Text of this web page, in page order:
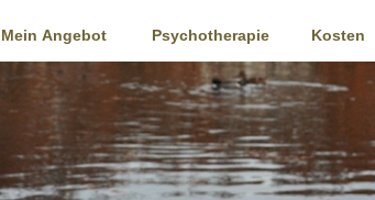
Mein Angebot Psychotherapie Kosten